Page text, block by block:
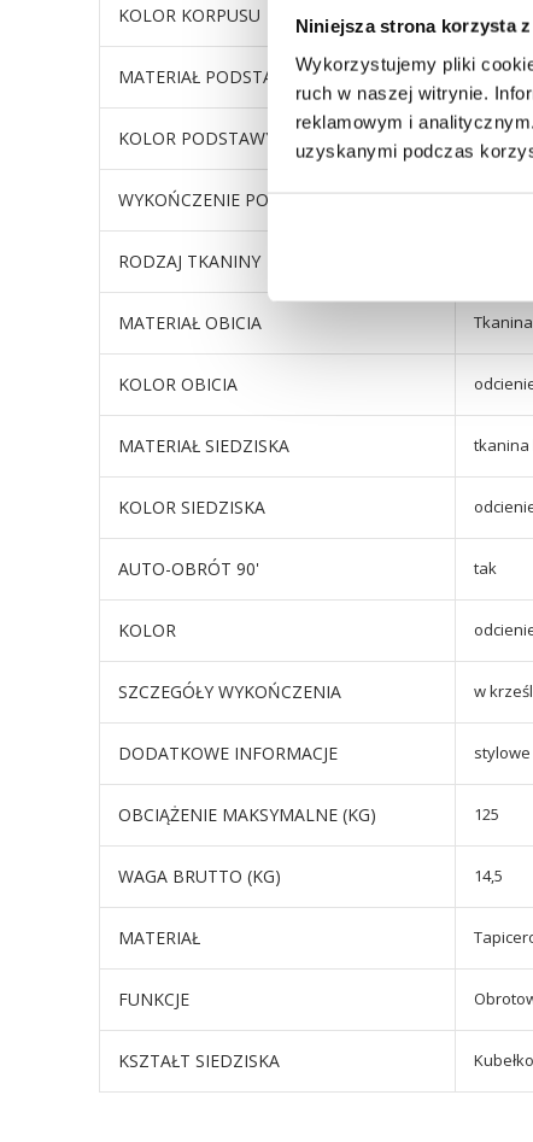
Niniejsza strona korzysta
Wykorzystujemy pliki
ruch w naszej witrynie.
reklamowym i
uzyskanymi podczas
KOLOR KORPUSU
MATERIAŁ PODSTAWY metal
KOLOR PODSTAWY czarny
WYKOŃCZENIE PODSTAWY metal
RODZAJ TKANINY
MATERIAŁ OBICIA
KOLOR OBICIA
MATERIAŁ SIEDZISKA tkanina
KOLOR SIEDZISKA
AUTO-OBRÓT 90' tak
KOLOR
SZCZEGÓŁY WYKOŃCZENIA w
DODATKOWE INFORMACJE
OBCIĄŻENIE MAKSYMALNE (KG) 125
WAGA BRUTTO (KG) 14,5
MATERIAŁ
FUNKCJE
KSZTAŁT SIEDZISKA